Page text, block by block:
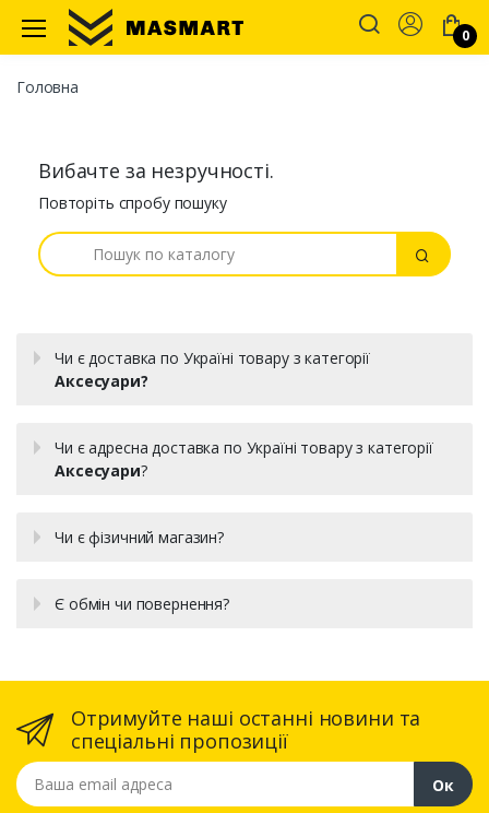
Masmart
Account
0
Головна
Вибачте за незручності.
Повторіть спробу пошуку
Пошук
Пошук
Чи є доставка по Україні товару з категорії
Аксесуари?
Чи є адресна доставка по Україні товару з категорії
Аксесуари?
Чи є фізичний магазин?
Є обмін чи повернення?
Отримуйте наші останні новини та
спеціальні пропозиції
Ваша email адреса
Ок